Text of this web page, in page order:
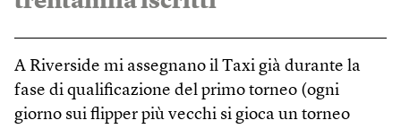
A Riverside mi assegnano il Taxi già durante la
fase di qualificazione del primo torneo (ogni
giorno sui flipper più vecchi si gioca un torneo